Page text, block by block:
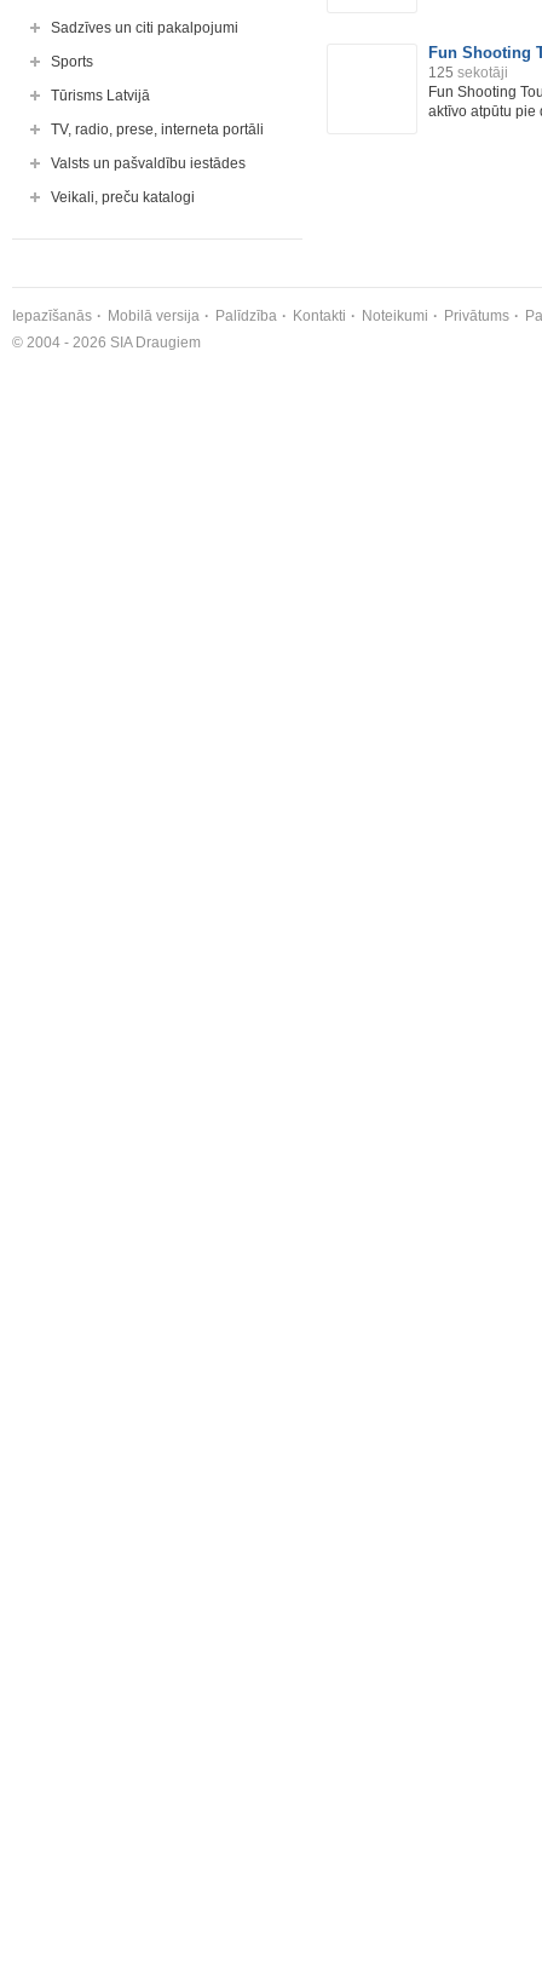
Sadzīves un citi pakalpojumi
Sports
Tūrisms Latvijā
TV, radio, prese, interneta portāli
Valsts un pašvaldību iestādes
Veikali, preču katalogi
Fun Shooting
125 sekotāji
Fun Shooting
aktīvo atpūtu pie
Iepazīšanās Mobilā versija Palīdzība Kontakti Noteikumi Privātums
© 2004 - 2026 SIA Draugiem